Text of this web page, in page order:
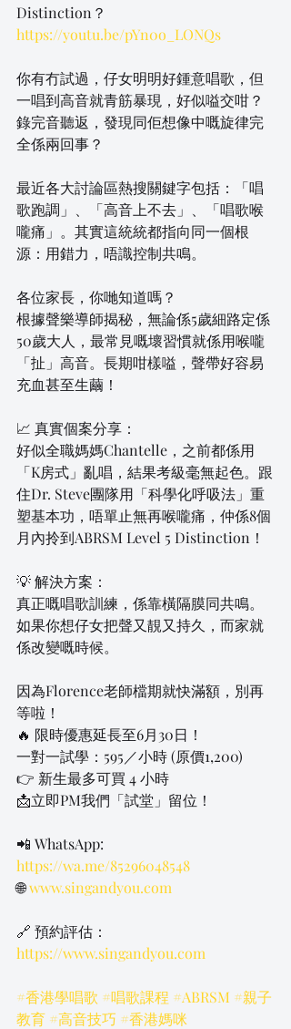
Distinction？
https://youtu.be/pYn0o_LONQs
你有冇試過，仔女明明好鍾意唱歌，但
一唱到高音就青筋暴現，好似嗌交咁？
錄完音聽返，發現同佢想像中嘅旋律完
全係兩回事？
最近各大討論區熱搜關鍵字包括：「唱
歌跑調」、「高音上不去」、「唱歌喉
嚨痛」。其實這統統都指向同一個根
源：用錯力，唔識控制共鳴。
各位家長，你哋知道嗎？
根據聲樂導師揭秘，無論係5歲細路定係
50歲大人，最常見嘅壞習慣就係用喉嚨
「扯」高音。長期咁樣嗌，聲帶好容易
充血甚至生繭！
📈 真實個案分享：
好似全職媽媽Chantelle，之前都係用
「K房式」亂唱，結果考級毫無起色。跟
住Dr. Steve團隊用「科學化呼吸法」重
塑基本功，唔單止無再喉嚨痛，仲係8個
月內拎到ABRSM Level 5 Distinction！
💡 解決方案：
真正嘅唱歌訓練，係靠橫隔膜同共鳴。
如果你想仔女把聲又靚又持久，而家就
係改變嘅時候。
因為Florence老師檔期就快滿額，別再
等啦！
🔥 限時優惠延長至6月30日！
一對一試學：595／小時 (原價1,200)
👉 新生最多可買 4 小時
📩立即PM我們「試堂」留位！
📲 WhatsApp:
https://wa.me/85296048548
🌐 www.singandyou.com
🔗 預約評估：
https://www.singandyou.com
#香港學唱歌 #唱歌課程 #ABRSM #親子
教育 #高音技巧 #香港媽咪